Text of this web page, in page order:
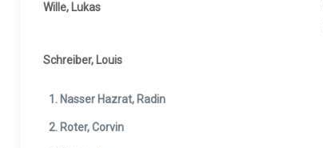
Wille, Lukas
Schreiber, Louis
Nasser Hazrat, Radin
Roter, Corvin